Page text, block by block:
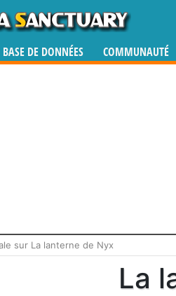
BASE DE DONNÉES COMMUNAUTÉ
sur La lanterne de Nyx
La